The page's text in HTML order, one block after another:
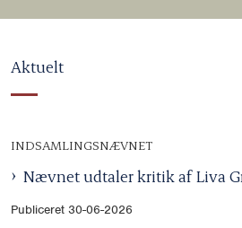
Aktuelt
INDSAMLINGSNÆVNET
Nævnet udtaler kritik af Liva
Publiceret 30-06-2026